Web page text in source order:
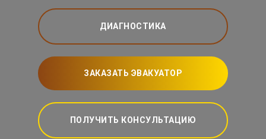
ДИАГНОСТИКА
ЗАКАЗАТЬ ЭВАКУАТОР
ПОЛУЧИТЬ КОНСУЛЬТАЦИЮ